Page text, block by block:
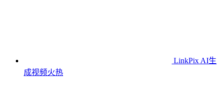
LinkPix AI生
成视频火热